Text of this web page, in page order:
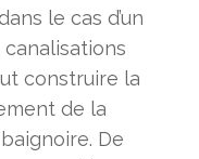
le cas d’un
construire la
de la
De